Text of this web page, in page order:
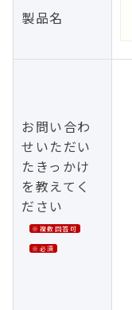
製品名
お問い合わ
せいただい
たきっかけ
を教えてく
ださい
※複数回答可
※必須